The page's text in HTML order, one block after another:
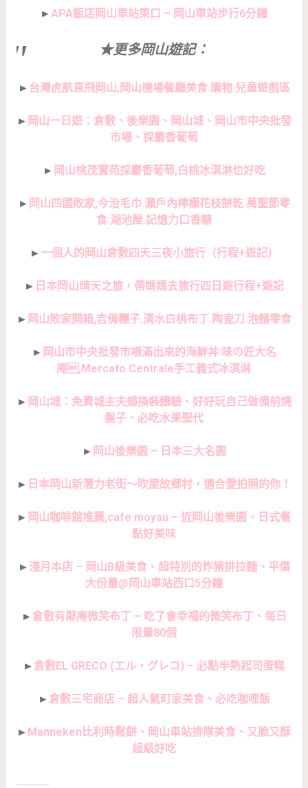
►APA飯店岡山車站東口 – 岡山車站步行6分鐘
★更多岡山遊記：
► 台灣虎航直飛岡山,岡山機場餐廳美食.購物.兒童遊戲區
► 岡山一日遊：倉敷、後樂園、岡山城、岡山市中央批發
市場、採麝香葡萄
► 岡山桃茂實苑採麝香葡萄,白桃冰淇淋也好吃
► 岡山四國敗家,今治毛巾.瀨戶內檸檬花枝餅乾.萬聖節零
食.湖池屋.記憶力口香糖
► 一個人的岡山倉敷四天三夜小旅行（行程+遊記）
► 日本岡山晴天之旅，帶媽媽去旅行四日遊行程+遊記
► 岡山敗家開箱,吉備糰子.清水白桃布丁.陶瓷刀.泡麵零食
► 岡山市中央批發市場滿出來的海鮮丼:味の匠大名
庵,Mercato Centrale手工義式冰淇淋
► 岡山城：免費城主夫婦換裝體驗、好好玩自己做備前燒
盤子、必吃水果聖代
► 岡山後樂園 – 日本三大名園
► 日本岡山新潛力老街～吹屋故鄉村，適合愛拍照的你！
► 岡山咖啡館推薦,cafe moyau – 近岡山後樂園、日式餐
點好美味
► 淺月本店 – 岡山B級美食、超特別的炸豬排拉麵、平價
大份量@岡山車站西口5分鐘
► 倉敷有鄰庵微笑布丁 – 吃了會幸福的微笑布丁、每日
限量80個
► 倉敷EL GRECO (エル・グレコ) – 必點半熟起司蛋糕
► 倉敷三宅商店 – 超人氣町家美食、必吃咖哩飯
► Manneken比利時鬆餅、岡山車站排隊美食、又脆又酥
超級好吃